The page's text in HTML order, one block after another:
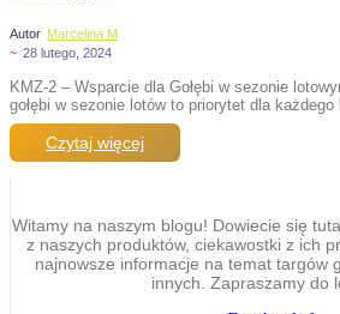
Autor Marcelina M
~ 28 lutego, 2024
KMZ-2 – Wsparcie dla Gołębi w sezonie
gołębi w sezonie lotów to priorytet dla każdego
Czytaj więcej
Witamy na naszym blogu! Dowiecie się
z naszych produktów, ciekawostki z ich
najnowsze informacje na temat targów
innych. Zapraszamy do